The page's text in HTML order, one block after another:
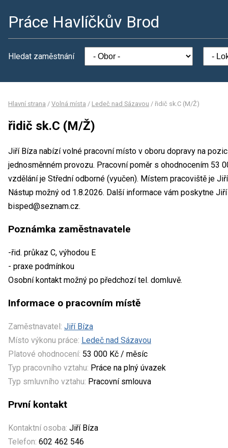
Práce Havlíčkův Brod
Hledat zaměstnání
Hlavní strana / Volná místa / Ledeč nad Sázavou / řidič sk.C (M/Ž)
řidič sk.C (M/Ž)
Jiří Bíza nabízí volné pracovní místo v oboru dopravy na
jednosměnném provozu. Pracovní poměr s ohodnocením 53
vzdělání je Střední odborné (vyučen). Místem pracoviště je
Nástup možný od 1.8.2026. Další informace vám poskytne
bisped@seznam.cz.
Poznámka zaměstnavatele
-řid. průkaz C, výhodou E
- praxe podmínkou
Osobní kontakt možný po předchozí tel. domluvě.
Informace o pracovním místě
Zaměstnavatel: Jiří Bíza
Místo výkonu práce: Ledeč nad Sázavou
Platové ohodnocení: 53 000 Kč / měsíc
Typ pracovního vztahu: Práce na plný úvazek
Typ smluvního vztahu: Pracovní smlouva
První kontakt
Kontaktní osoba: Jiří Bíza
Telefon: 602 462 546